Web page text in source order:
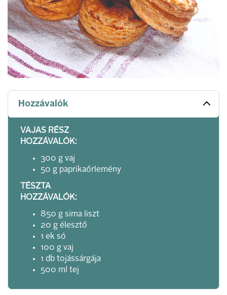
Hozzávalók
VAJAS RÉSZ
HOZZÁVALÓK:
300 g vaj
50 g paprikaőrlemény
TÉSZTA
HOZZÁVALÓK:
850 g sima liszt
20 g élesztő
1 ek só
100 g vaj
1 db tojássárgája
500 ml tej